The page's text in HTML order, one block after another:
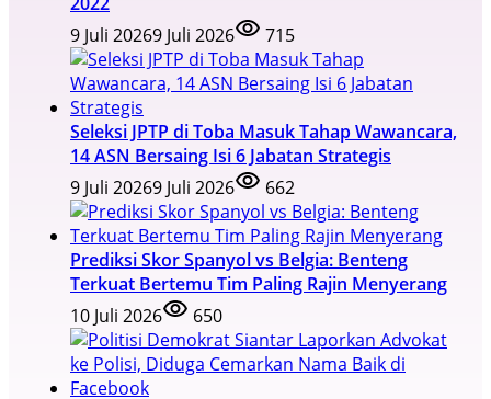
9 Juli 20269 Juli 2026 715
Seleksi JPTP di Toba Masuk Tahap Wawancara,
14 ASN Bersaing Isi 6 Jabatan Strategis
9 Juli 20269 Juli 2026 662
Prediksi Skor Spanyol vs Belgia: Benteng
Terkuat Bertemu Tim Paling Rajin Menyerang
10 Juli 2026
650